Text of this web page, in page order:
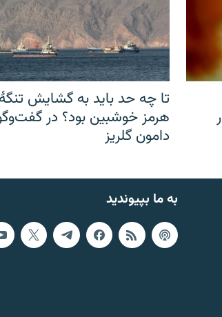
تا چه حد باید به گشایش تنگهٔ
هرمز خوشبین بود؟ در
دامون گلریز
به ما بپیوندید